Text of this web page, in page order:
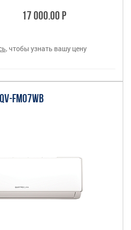
17 000.00 Р
, чтобы узнать вашу цену
FM07WB